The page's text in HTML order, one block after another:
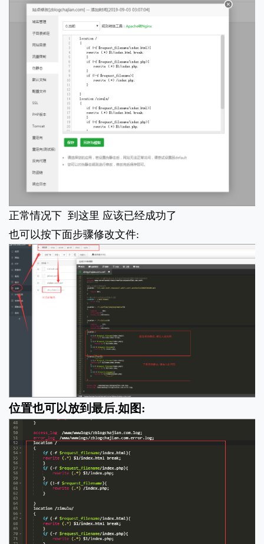
正常情况下 到这里 应该已经成功了
也可以按下面步骤修改文件:
位置也可以放到最后.如图: